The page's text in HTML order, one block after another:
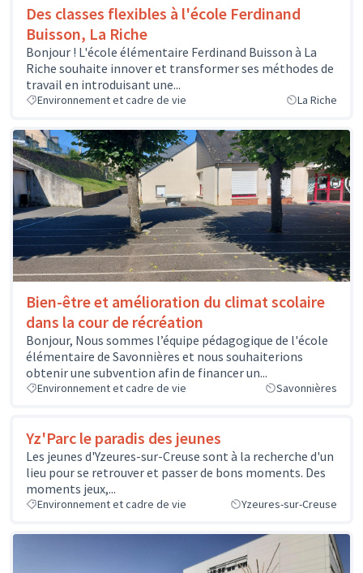
Des classes flexibles à l'école Ferdinand
Buisson, La Riche
Bonjour ! L'école élémentaire Ferdinand Buisson à La
Riche souhaite innover et transformer ses méthodes de
travail en introduisant une...
Environnement et cadre de vie La Riche
Bien-être et amélioration du climat scolaire
dans la cour de récréation
Bonjour, Nous sommes l’équipe pédagogique de l'école
élémentaire de Savonnières et nous souhaiterions
obtenir une subvention afin de financer un...
Environnement et cadre de vie Savonnières
Yz'Parc le paradis des jeunes
Les jeunes d'Yzeures-sur-Creuse sont à la recherche d'un
lieu pour se retrouver et passer de bons moments. Des
moments jeux,...
Environnement et cadre de vie Yzeures-sur-Creuse